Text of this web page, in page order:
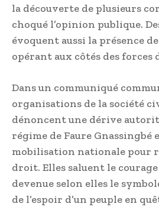
la découverte de plusieurs
choqué l’opinion publique.
évoquent aussi la présence
opérant aux côtés des forces
Dans un communiqué
organisations de la société
dénoncent une dérive
régime de Faure Gnassingbé
mobilisation nationale pour
droit. Elles saluent le courage
devenue selon elles le
de l’espoir d’un peuple en